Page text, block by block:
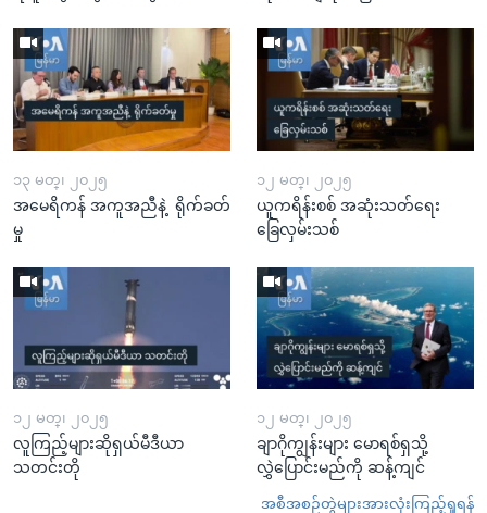
၁၃ မတ္၊ ၂၀၂၅
အမေရိကန် အကူအညီနဲ့ ရိုက်ခတ်
မှု
၁၂ မတ္၊ ၂၀၂၅
ယူကရိန်းစစ် အဆုံးသတ်ရေး
ခြေလှမ်းသစ်
၁၂ မတ္၊ ၂၀၂၅
လူကြည့်များဆိုရှယ်မီဒီယာ
သတင်းတို
၁၂ မတ္၊ ၂၀၂၅
ချာဂိုကျွန်းများ မောရစ်ရှသို့
လွှဲပြောင်းမည်ကို ဆန့်ကျင်
အစီအစဉ်တွဲများအားလုံးကြည့်ရှုရန်